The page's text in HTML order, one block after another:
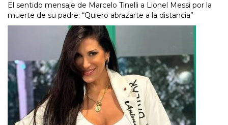
El sentido mensaje de Marcelo Tinelli a Lionel Messi por la
muerte de su padre: “Quiero abrazarte a la distancia”